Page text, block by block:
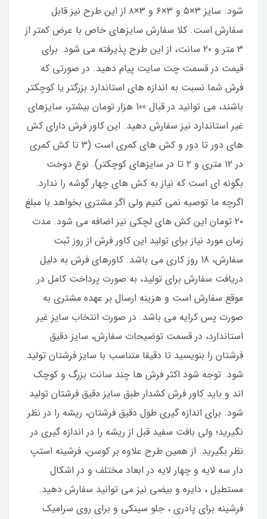
شود. سایز ۳×۵ و ۳×۶ و ۳×۸ از این طرح نیز قابل
سفارش است. کلا سفارش سایزهای خاص با عرض کمتر از
۳ متر و ۲۰ سانت، از این طرح پذیرفته می شود. برای
قیمت در قسمت چت سایت پیام دهید. در صورتی که
فرش شما نسبت به اندازه های استاندارد بزرگتر یا کوچکتر
باشند، می توانید در قبال 100 هزار تومان بیشتر، سایزهای
غیر استاندارد نیز سفارش دهید. این کاور فرش دارای کش
های دور تا دور و کش های کمری است (۳ تا کش کمری
در ۱۲ متری و ۲ تا در سایزهای کوچکتر). نوع دوخت
بگونه ای است که نیاز به کش های چهار گوشه را ندارد.
اگرچه ما توصیه نمی کنیم ولی اگر مشتری بخواهد با مبلغ
۲۰ تومان این کش های لچکی نیز اضافه می شود. مدت
زمان مورد نیاز برای تولید این کاور فرش از روز ثبت
سفارش، 18 روز کاری می باشد. کاورهای فرش به دلیل
دریافت سفارش برای تولید، به صورت پرداخت کامل در
موقع سفارش است و هزینه ارسال بر عهده مشتری به
صورت پس کرایه می باشد. در صورت انتخاب سایز غیر
استاندارد، در قسمت توضیحات سفارش، سایز دقیق
فرشتان را بنویسید تا دقیقا متناسب با سایز فرشتان تولید
شود. توجه شود اکثر فرش ها چند سانت بزرگ و کوچک
اند و باید کاور فرش کشدار طبق سایز دقیق فرشتان تولید
شود. برای اندازه گیری طول دقیق فرشتان، ریشه را در نظر
نگیرید؛ ولی بافت سفید قبل از ریشه را در اندازه گیری در
نظر بگیرید. از همین طرح علاوه بر کوسن، فرشینه استپ
دار سه لایه و چهار لایه در ابعاد مختلف و در اشکال
مستطیل ، دایره و بیضی نیز می توانید سفارش دهید.
فرشینه برای پادری ، جلو سینکی و برای روی سرامیک